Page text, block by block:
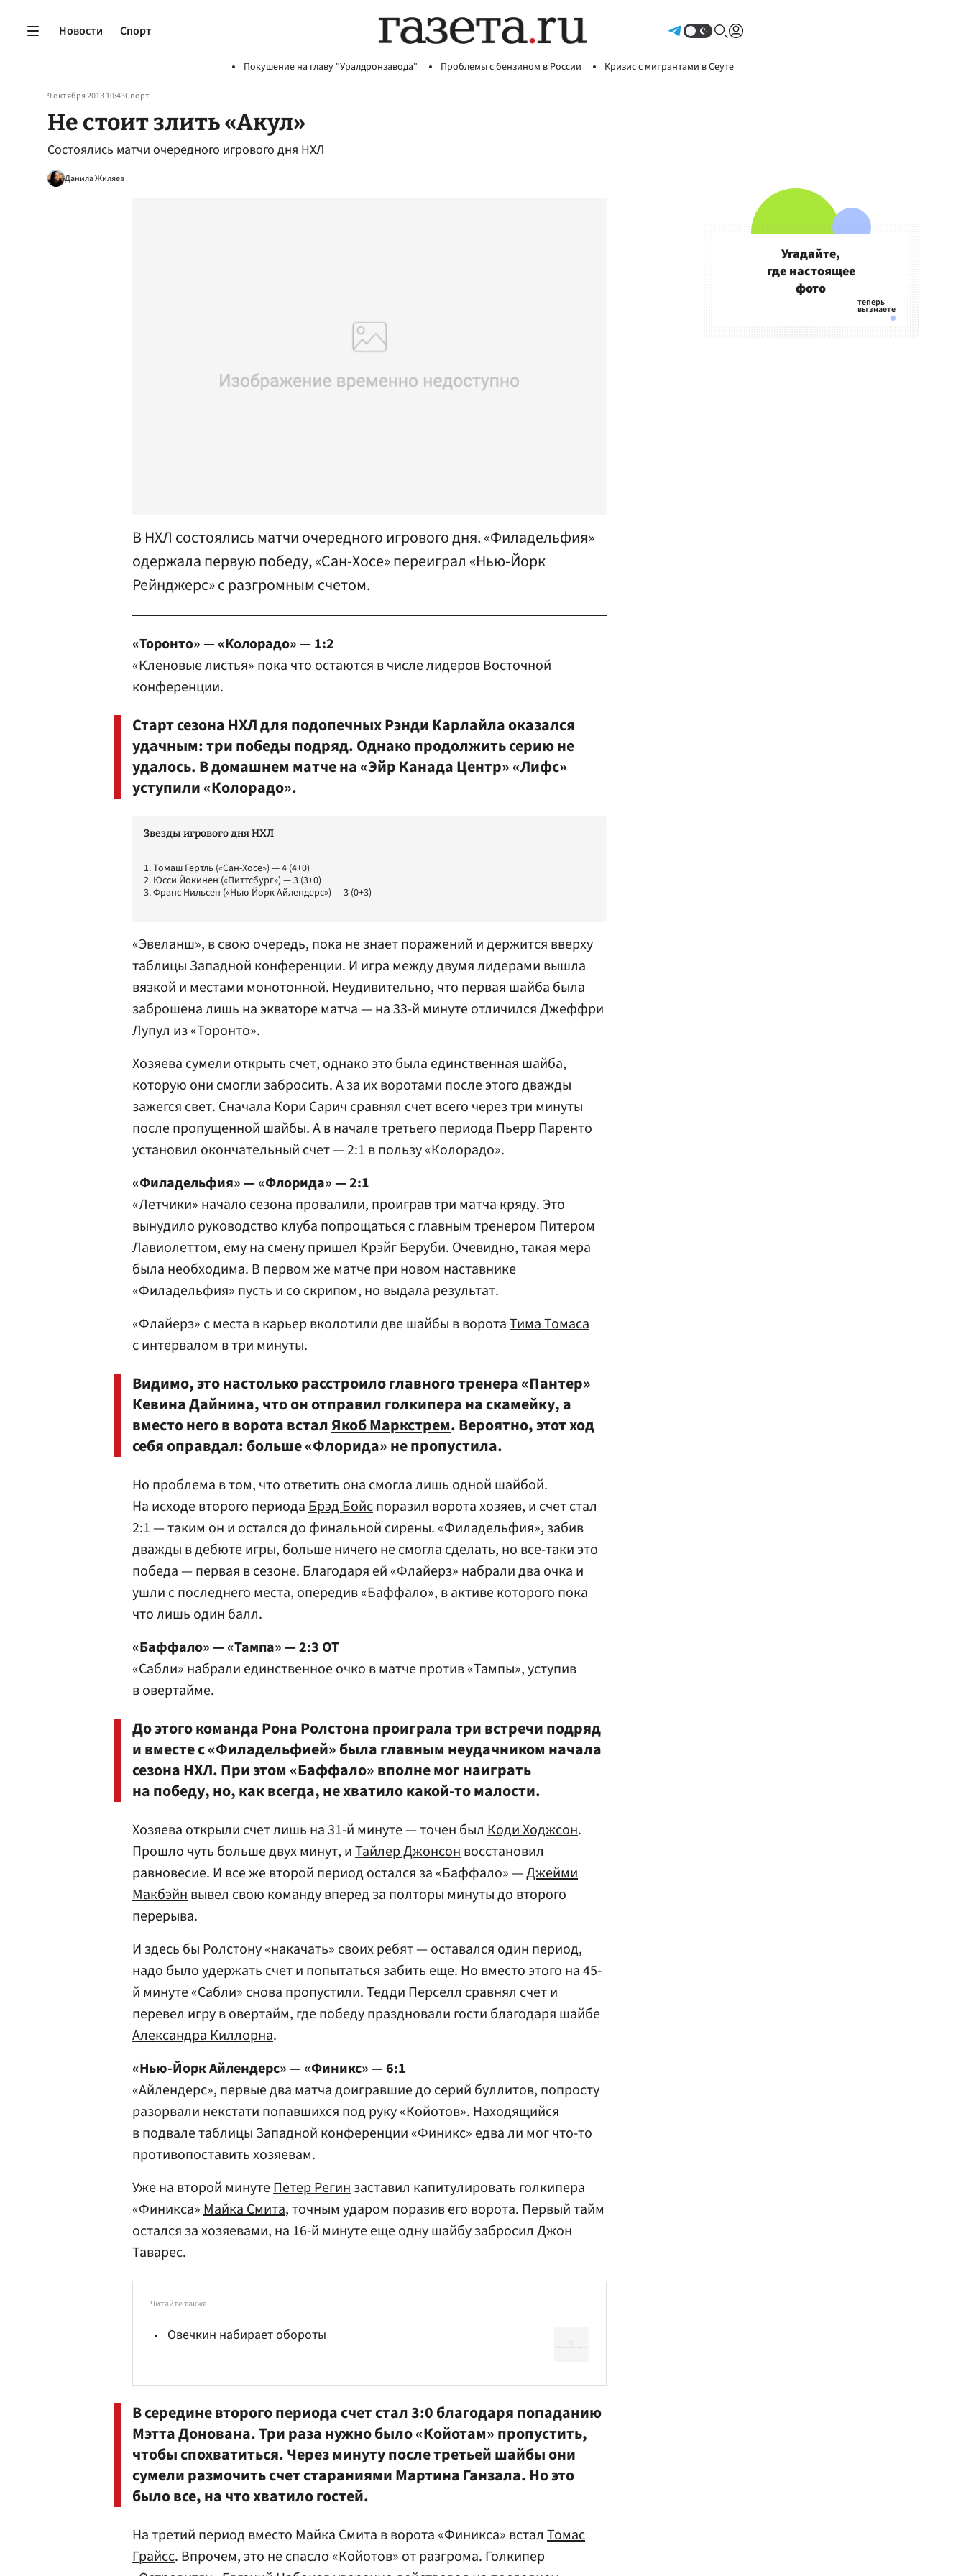
Новости Спорт
Покушение на главу "Уралдронзавода" Проблемы с бензином в России Кризис с мигрантами в Сеуте
9 октября 2013 10:43Спорт
Не стоит злить «Акул»
Состоялись матчи очередного игрового дня НХЛ
Данила Жиляев
В НХЛ состоялись матчи очередного игрового дня. «Филадельфия»
одержала первую победу, «Сан-Хосе» переиграл «Нью-Йорк
Рейнджерс» с разгромным счетом.
«Торонто» — «Колорадо» — 1:2
«Кленовые листья» пока что остаются в числе лидеров Восточной
конференции.
Старт сезона НХЛ для подопечных Рэнди Карлайла оказался
удачным: три победы подряд. Однако продолжить серию не
удалось. В домашнем матче на «Эйр Канада Центр» «Лифс»
уступили «Колорадо».
Звезды игрового дня НХЛ
1. Томаш Гертль («Сан-Хосе») — 4 (4+0)
2. Юсси Йокинен («Питтсбург») — 3 (3+0)
3. Франс Нильсен («Нью-Йорк Айлендерс») — 3 (0+3)
«Эвеланш», в свою очередь, пока не знает поражений и держится вверху
таблицы Западной конференции. И игра между двумя лидерами вышла
вязкой и местами монотонной. Неудивительно, что первая шайба была
заброшена лишь на экваторе матча — на 33-й минуте отличился Джеффри
Лупул из «Торонто».
Хозяева сумели открыть счет, однако это была единственная шайба,
которую они смогли забросить. А за их воротами после этого дважды
зажегся свет. Сначала Кори Сарич сравнял счет всего через три минуты
после пропущенной шайбы. А в начале третьего периода Пьерр Паренто
установил окончательный счет — 2:1 в пользу «Колорадо».
«Филадельфия» — «Флорида» — 2:1
«Летчики» начало сезона провалили, проиграв три матча кряду. Это
вынудило руководство клуба попрощаться с главным тренером Питером
Лавиолеттом, ему на смену пришел Крэйг Беруби. Очевидно, такая мера
была необходима. В первом же матче при новом наставнике
«Филадельфия» пусть и со скрипом, но выдала результат.
«Флайерз» с места в карьер вколотили две шайбы в воротаТима Томаса
с интервалом в три минуты.
Видимо, это настолько расстроило главного тренера «Пантер»
Кевина Дайнина, что он отправил голкипера на скамейку, а
вместо него в ворота всталЯкоб Маркстрем. Вероятно, этот ход
себя оправдал: больше «Флорида» не пропустила.
Но проблема в том, что ответить она смогла лишь одной шайбой.
На исходе второго периодаБрэд Бойспоразил ворота хозяев, и счет стал
2:1 — таким он и остался до финальной сирены. «Филадельфия», забив
дважды в дебюте игры, больше ничего не смогла сделать, но все-таки это
победа — первая в сезоне. Благодаря ей «Флайерз» набрали два очка и
ушли с последнего места, опередив «Баффало», в активе которого пока
что лишь один балл.
«Баффало» — «Тампа» — 2:3 ОТ
«Сабли» набрали единственное очко в матче против «Тампы», уступив
в овертайме.
До этого команда Рона Ролстона проиграла три встречи подряд
и вместе с «Филадельфией» была главным неудачником начала
сезона НХЛ. При этом «Баффало» вполне мог наиграть
на победу, но, как всегда, не хватило какой-то малости.
Хозяева открыли счет лишь на 31-й минуте — точен был Коди Ходжсон.
Прошло чуть больше двух минут, иТайлер Джонсонвосстановил
равновесие. И все же второй период остался за «Баффало» —Джейми
Макбэйнвывел свою команду вперед за полторы минуты до второго
перерыва.
И здесь бы Ролстону «накачать» своих ребят — оставался один период,
надо было удержать счет и попытаться забить еще. Но вместо этого на 45-
й минуте «Сабли» снова пропустили. Тедди Перселл сравнял счет и
перевел игру в овертайм, где победу праздновали гости благодаря шайбе
Александра Киллорна.
«Нью-Йорк Айлендерс» — «Финикс» — 6:1
«Айлендерс», первые два матча доигравшие до серий буллитов, попросту
разорвали некстати попавшихся под руку «Койотов». Находящийся
в подвале таблицы Западной конференции «Финикс» едва ли мог что-то
противопоставить хозяевам.
Уже на второй минутеПетер Регинзаставил капитулировать голкипера
«Финикса»Майка Смита, точным ударом поразив его ворота. Первый тайм
остался за хозяевами, на 16-й минуте еще одну шайбу забросил Джон
Таварес.
Читайте также
Овечкин набирает обороты
В середине второго периода счет стал 3:0 благодаря попаданию
Мэтта Донована. Три раза нужно было «Койотам» пропустить,
чтобы спохватиться. Через минуту после третьей шайбы они
сумели размочить счет стараниямиМартина Ганзала. Но это
было все, на что хватило гостей.
На третий период вместо Майка Смита в ворота «Финикса» встал Томас
Грайсс. Впрочем, это не спасло «Койотов» от разгрома. Голкипер
Угадайте,
где настоящее
фото